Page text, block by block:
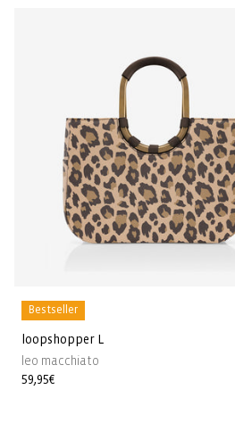
Bestseller
loopshopper L
leo macchiato
Prezzo
59,95€